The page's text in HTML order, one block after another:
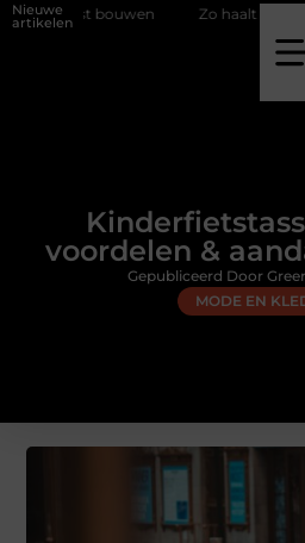
Nieuwe
artikelenZo haalt u echt vuur in huis
voordelen &
MODE EN
Gepubliceerd Door